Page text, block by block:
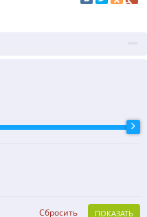
ПОКАЗАТЬ
Сбросить